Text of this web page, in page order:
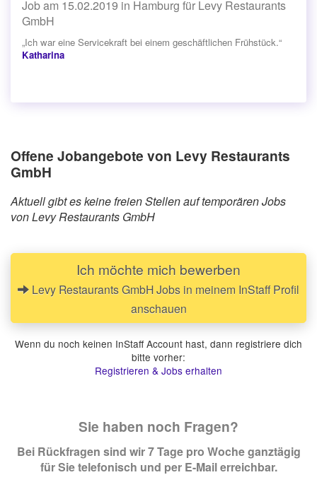
Job am 15.02.2019 in Hamburg für Levy Restaurants
GmbH
„Ich war eine Servicekraft bei einem geschäftlichen Frühstück.“
Katharina
Offene Jobangebote von Levy Restaurants
GmbH
Aktuell gibt es keine freien Stellen auf temporären Jobs
von Levy Restaurants GmbH
Ich möchte mich bewerben
Levy Restaurants GmbH Jobs in meinem InStaff Profil
anschauen
Wenn du noch keinen InStaff Account hast, dann registriere dich
bitte vorher:
Registrieren & Jobs erhalten
Sie haben noch Fragen?
Bei Rückfragen sind wir 7 Tage pro Woche ganztägig
für Sie telefonisch und per E-Mail erreichbar.